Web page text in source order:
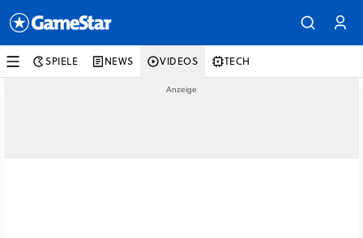
SPIELE NEWS VIDEOS TECH